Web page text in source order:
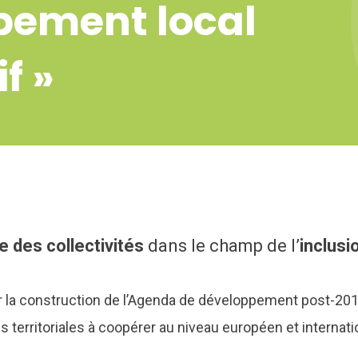
local
»
des collectivités dans le champ de l’
construction de l’Agenda de développement post-
à coopérer au niveau européen et